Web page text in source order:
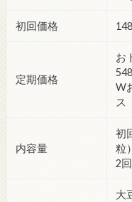
初回価格
定期価格
お
W
ス
内容量
初
粒）
2
大